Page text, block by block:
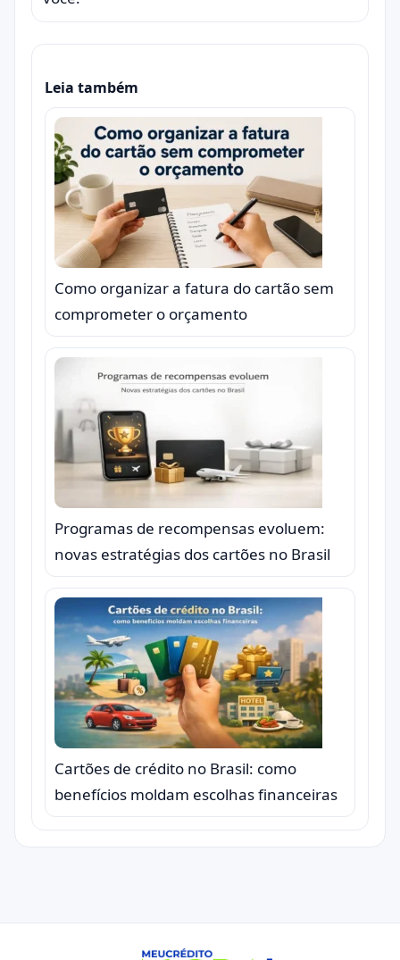
Leia também
Como organizar a fatura do cartão sem
comprometer o orçamento
Programas de recompensas evoluem:
novas estratégias dos cartões no Brasil
Cartões de crédito no Brasil: como
benefícios moldam escolhas financeiras